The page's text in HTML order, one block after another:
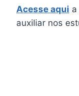
Acesse aqui
auxiliar nos